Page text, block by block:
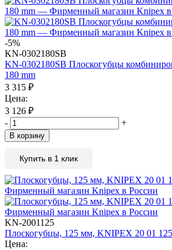
-5%
KN-0302180SB
KN-0302180SB Плоскогубцы
180 mm
3 315 ₽
Цена:
3 126 ₽
-
+
В корзину
Купить в 1 клик
KN-2001125
Плоскогубцы, 125 мм, KNIPEX 20 01
Цена: